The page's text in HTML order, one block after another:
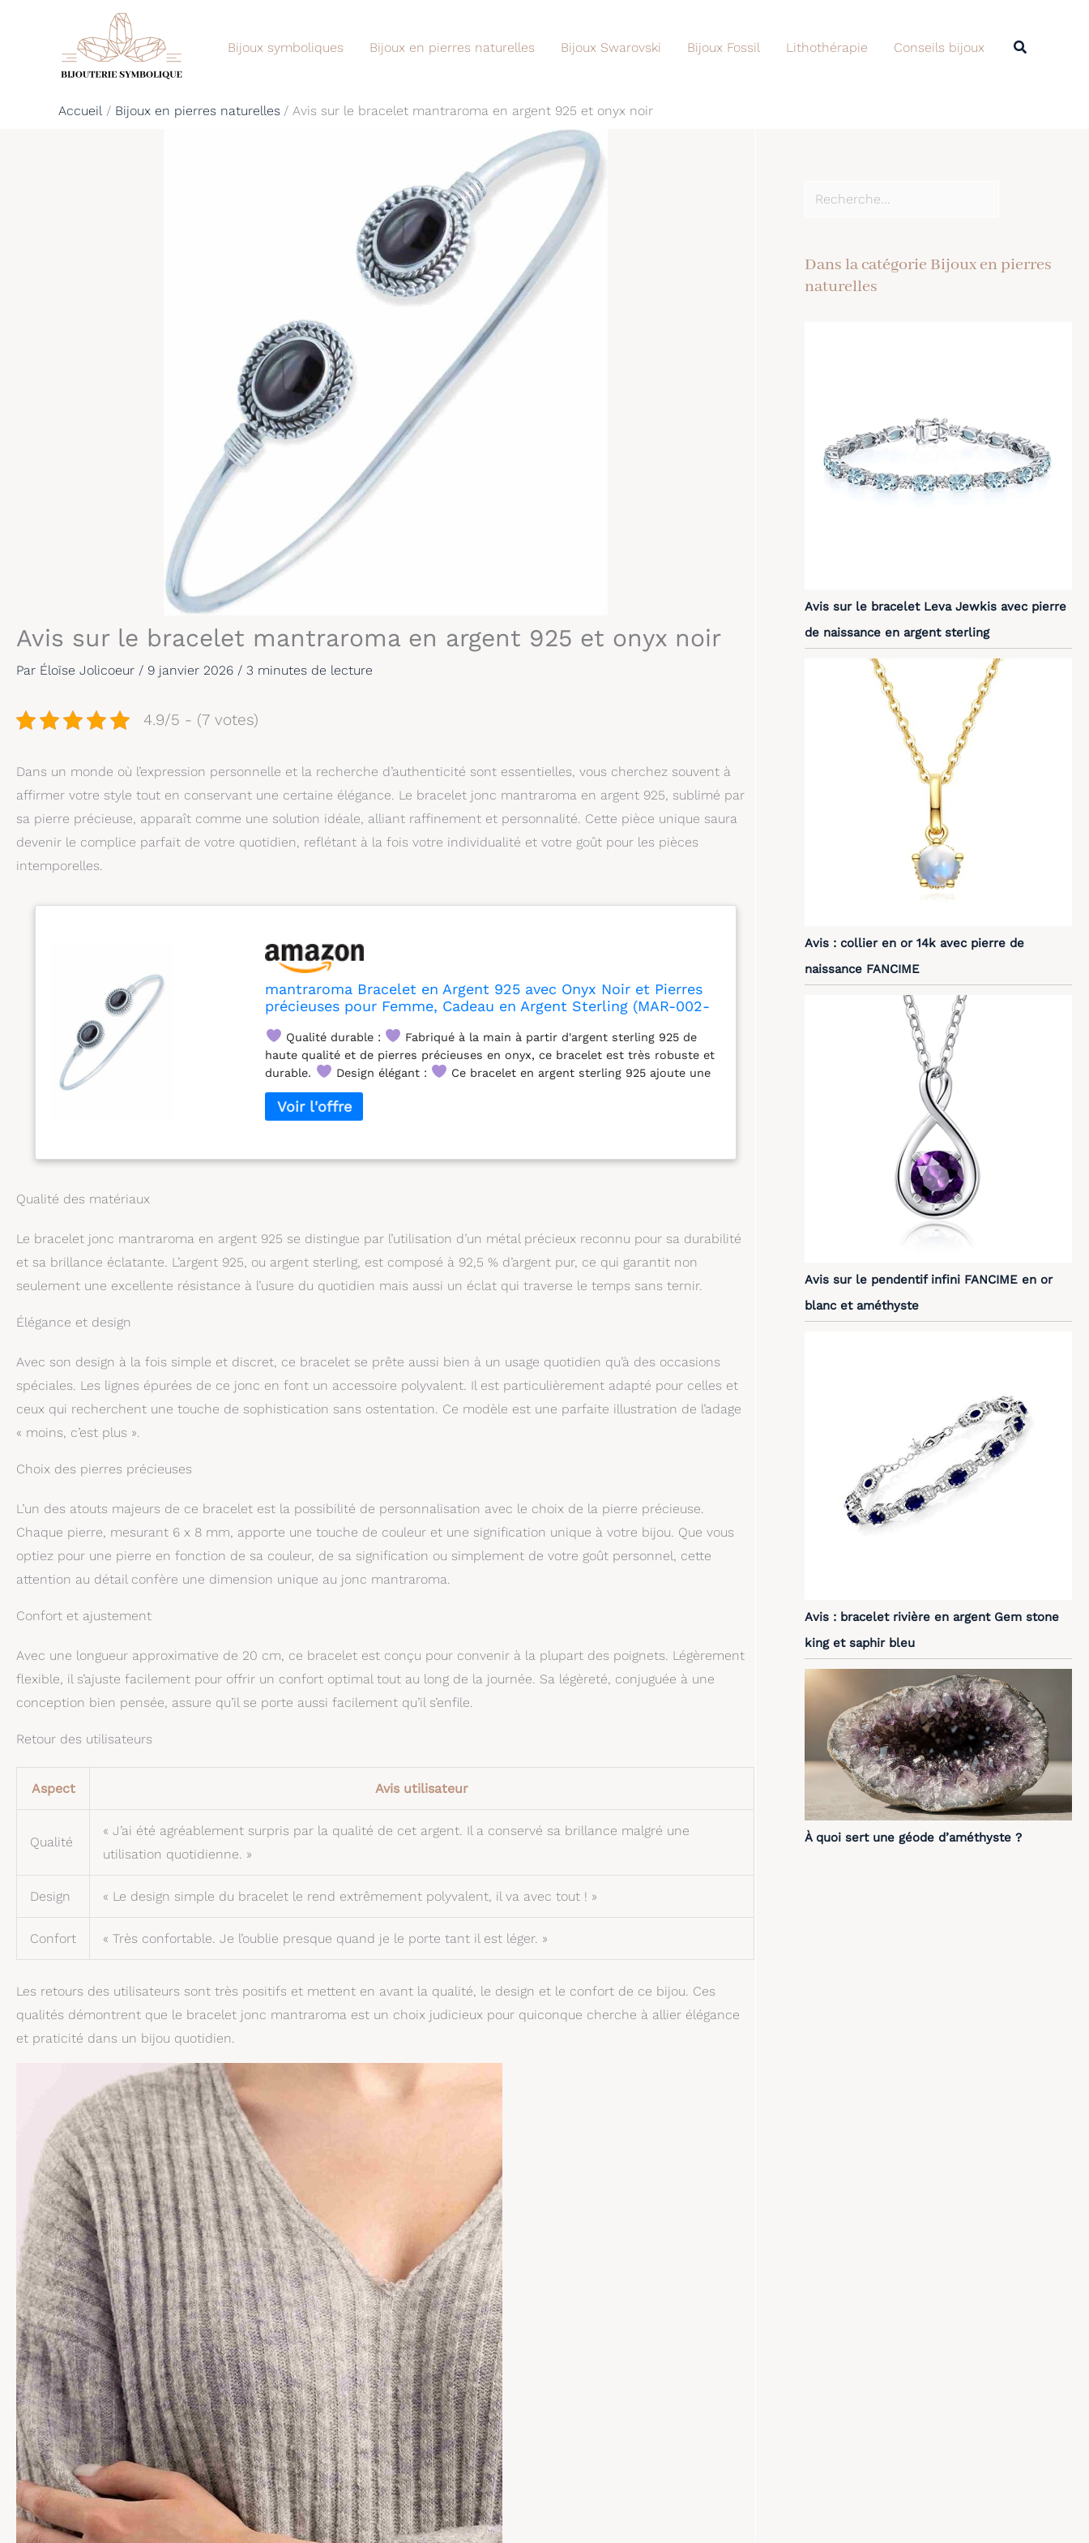
Bijoux symboliques Bijoux en pierres naturelles Bijoux Swarovski Bijoux Fossil Lithothérapie Conseils bijoux
Accueil Bijoux en pierres naturelles Avis sur le bracelet mantraroma en argent 925 et onyx noir
Avis sur le bracelet mantraroma en argent 925 et onyx noir
Par Éloïse Jolicoeur / 9 janvier 2026 / 3 minutes de lecture
4.9/5 - (7 votes)
Dans un monde où l’expression personnelle et la recherche d’authenticité sont essentielles, vous cherchez souvent à
affirmer votre style tout en conservant une certaine élégance. Le bracelet jonc mantraroma en argent 925, sublimé par
sa pierre précieuse, apparaît comme une solution idéale, alliant raffinement et personnalité. Cette pièce unique saura
devenir le complice parfait de votre quotidien, reflétant à la fois votre individualité et votre goût pour les pièces
intemporelles.
mantraroma Bracelet en Argent 925 avec Onyx Noir et Pierres
précieuses pour Femme, Cadeau en Argent Sterling (MAR-002-
Qualité durable :
Fabriqué à la main à partir d'argent sterling 925 de
haute qualité et de pierres précieuses en onyx, ce bracelet est très robuste et
durable.
Design élégant :
Ce bracelet en argent sterling 925 ajoute une
touche élégante à votre look.
profondes ont une taille de 6 x 8 mm. Le bracelet a une circonférence
votre chérie, votre mère ou votre meilleure amie, ce bracelet est une belle
Qualité des matériaux
Le bracelet jonc mantraroma en argent 925 se distingue par l’utilisation d’un métal précieux reconnu pour sa durabilité
et sa brillance éclatante. L’argent 925, ou argent sterling, est composé à 92,5 % d’argent pur, ce qui garantit non
seulement une excellente résistance à l’usure du quotidien mais aussi un éclat qui traverse le temps sans ternir.
Élégance et design
Avec son design à la fois simple et discret, ce bracelet se prête aussi bien à un usage quotidien qu’à des occasions
spéciales. Les lignes épurées de ce jonc en font un accessoire polyvalent. Il est particulièrement adapté pour celles et
ceux qui recherchent une touche de sophistication sans ostentation. Ce modèle est une parfaite illustration de l’adage
« moins, c’est plus ».
Choix des pierres précieuses
L’un des atouts majeurs de ce bracelet est la possibilité de personnalisation avec le choix de la pierre précieuse.
Chaque pierre, mesurant 6 x 8 mm, apporte une touche de couleur et une signification unique à votre bijou. Que vous
optiez pour une pierre en fonction de sa couleur, de sa signification ou simplement de votre goût personnel, cette
attention au détail confère une dimension unique au jonc mantraroma.
Confort et ajustement
Avec une longueur approximative de 20 cm, ce bracelet est conçu pour convenir à la plupart des poignets. Légèrement
flexible, il s’ajuste facilement pour offrir un confort optimal tout au long de la journée. Sa légèreté, conjuguée à une
conception bien pensée, assure qu’il se porte aussi facilement qu’il s’enfile.
Retour des utilisateurs
Aspect Avis utilisateur
Qualité
« J’ai été agréablement surpris par la qualité de cet argent. Il a conservé sa brillance malgré une
utilisation quotidienne. »
Design « Le design simple du bracelet le rend extrêmement polyvalent, il va avec tout ! »
Confort « Très confortable. Je l’oublie presque quand je le porte tant il est léger. »
Les retours des utilisateurs sont très positifs et mettent en avant la qualité, le design et le confort de ce bijou. Ces
qualités démontrent que le bracelet jonc mantraroma est un choix judicieux pour quiconque cherche à allier élégance
et praticité dans un bijou quotidien.
Dans la catégorie Bijoux en pierres
naturelles
Avis sur le bracelet Leva Jewkis avec pierre
de naissance en argent sterling
Avis : collier en or 14k avec pierre de
naissance FANCIME
Avis sur le pendentif infini FANCIME en or
blanc et améthyste
Avis : bracelet rivière en argent Gem stone
king et saphir bleu
À quoi sert une géode d’améthyste ?